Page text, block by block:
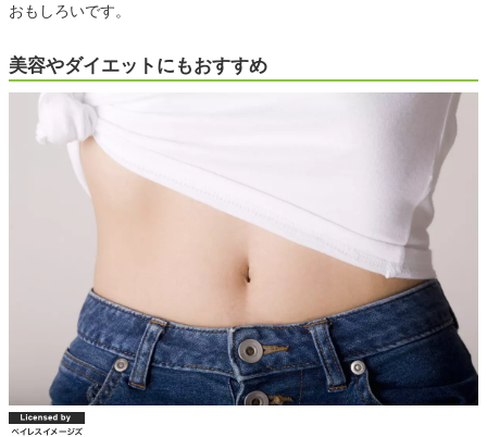
おもしろいです。
美容やダイエットにもおすすめ